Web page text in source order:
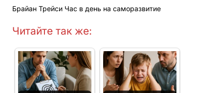
Брайан Трейси Час в день на саморазвитие
Читайте так же: